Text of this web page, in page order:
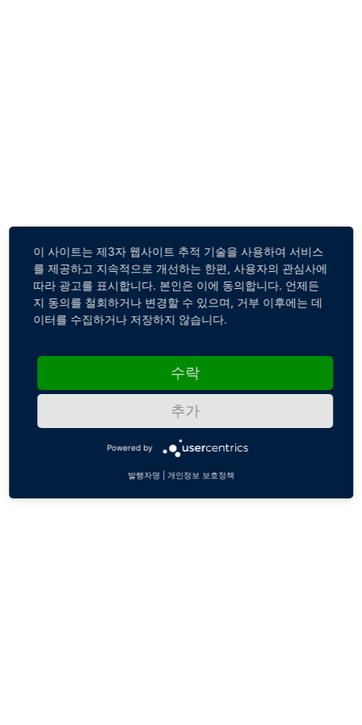
이 사이트는 제3자 웹사이트 추적 기술을 사용하여 서비스
를 제공하고 지속적으로 개선하는 한편, 사용자의 관심사에
따라 광고를 표시합니다. 본인은 이에 동의합니다. 언제든
지 동의를 철회하거나 변경할 수 있으며, 거부 이후에는 데
이터를 수집하거나 저장하지 않습니다.
수락
추가
Powered by
발행자명 개인정보 보호정책